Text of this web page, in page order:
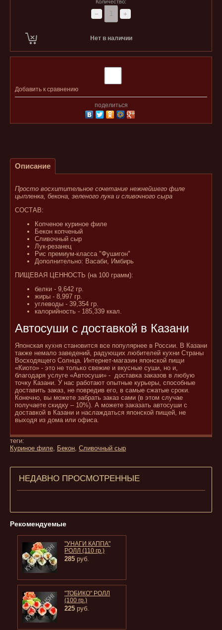
Количество:
− +
Нет в наличии
Добавить к сравнению
поделиться
Описание
Просто восхитительное сочетание нежнейшего филе
цыпленка, бекона, зеленого лука и сливочного сыра
СОСТАВ:
Копченое куриное филе
Бекон копченый
Сливочный сыр
Лук-резанец
Рис премиум-класса "Фушигон"
Дополнительно: Васаби, Имбирь
ПИЩЕВАЯ ЦЕННОСТЬ (на 100 грамм):
белки - 9,642 гр.
жиры - 8,997 гр.
углеводы - 39,354 гр.
калорийность - 185,339 ккал.
Автосуши с доставкой в Казани
Японская кухня становится все популярнее в России. В Казани
также немало заведений, радующих любителей кухни Страны
Восходящего Солнца. Интернет-магазин японской пищи
«Киото» - это не только свежие и вкусные суши, но и,
благодаря услуге «Автосуши» - доставка заказов в любую
точку Казани. У нас работают опытные курьеры, способные
доставить заказ, не повредив его, в самые сжатые сроки.
Конечно, вы можете забрать заказ сами (в этом случае
получаете скидку – 10%). А можете заказать автосуши с
доставкой в Казани и наслаждаться японской пищей, не
выходя из дома или офиса.
теги:
Куриное филе, Бекон, Сливочный сыр
НЕДАВНО ПРОСМОТРЕННЫЕ
Рекомендуемые
"УНАГИ КАППА"
РОЛЛ (110 гр.)
285 руб.
"ТОБИКО" РОЛЛ
(100 гр.)
225 руб.